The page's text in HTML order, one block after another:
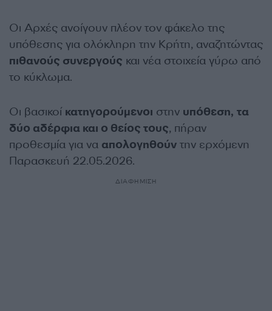
Οι Αρχές ανοίγουν πλέον τον φάκελο της
υπόθεσης για ολόκληρη την Κρήτη, αναζητώντας
πιθανούς συνεργούς και νέα στοιχεία γύρω από
το κύκλωμα.
Οι βασικοί κατηγορούμενοι στην υπόθεση, τα
δύο αδέρφια και ο θείος τους, πήραν
προθεσμία για να απολογηθούν την ερχόμενη
Παρασκευή 22.05.2026.
ΔΙΑΦΗΜΙΣΗ